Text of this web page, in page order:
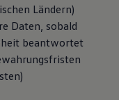
Ländern)
Daten, sobald
beantwortet